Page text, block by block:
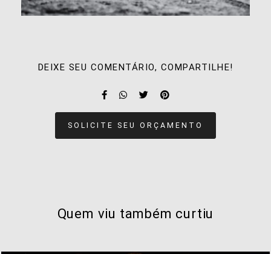
DEIXE SEU COMENTÁRIO, COMPARTILHE!
SOLICITE SEU ORÇAMENTO
Quem viu também curtiu